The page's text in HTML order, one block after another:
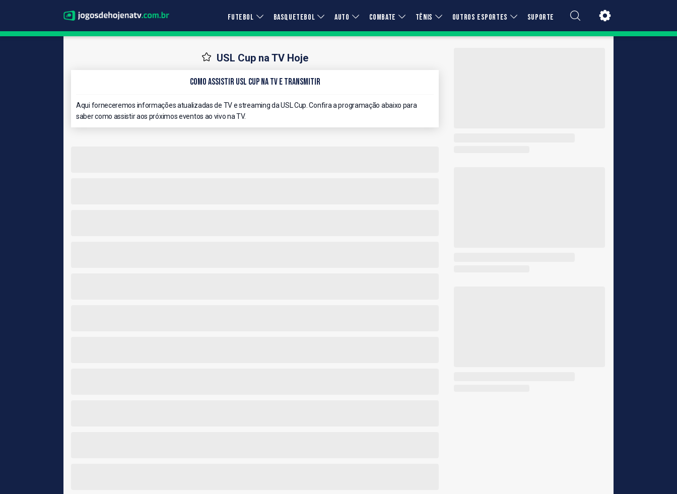
FUTEBOL BASQUETEBOL AUTO COMBATE TÊNIS OUTROS ESPORTES SUPORTE
USL Cup na TV Hoje
Como Assistir USL Cup na TV e Transmitir
Aqui forneceremos informações atualizadas de TV e streaming da USL Cup. Confira a programação abaixo para
saber como assistir aos próximos eventos ao vivo na TV.